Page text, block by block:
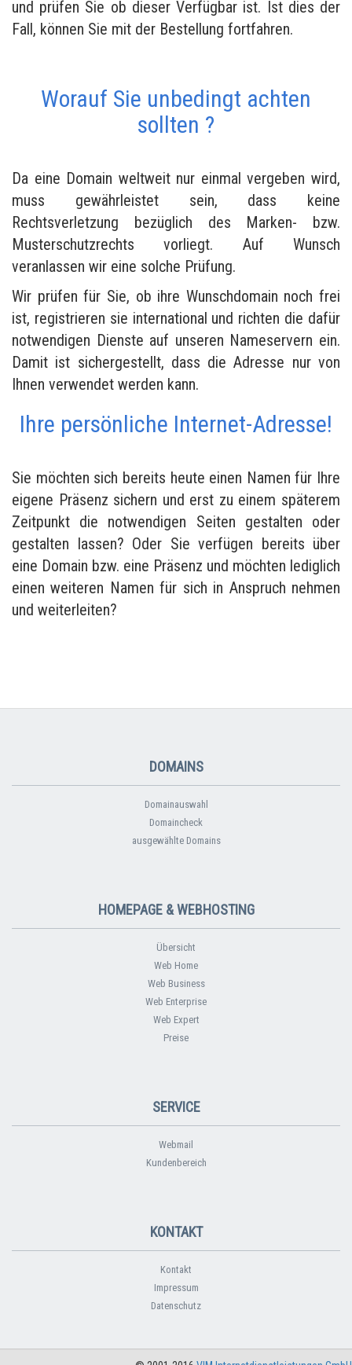
und prüfen Sie ob dieser Verfügbar ist. Ist dies der
Fall, können Sie mit der Bestellung fortfahren.
Worauf Sie unbedingt achten
sollten ?
Da eine Domain weltweit nur einmal vergeben wird,
muss gewährleistet sein, dass keine
Rechtsverletzung bezüglich des Marken- bzw.
Musterschutzrechts vorliegt. Auf Wunsch
veranlassen wir eine solche Prüfung.
Wir prüfen für Sie, ob ihre Wunschdomain noch frei
ist, registrieren sie international und richten die dafür
notwendigen Dienste auf unseren Nameservern ein.
Damit ist sichergestellt, dass die Adresse nur von
Ihnen verwendet werden kann.
Ihre persönliche Internet-Adresse!
Sie möchten sich bereits heute einen Namen für Ihre
eigene Präsenz sichern und erst zu einem späterem
Zeitpunkt die notwendigen Seiten gestalten oder
gestalten lassen? Oder Sie verfügen bereits über
eine Domain bzw. eine Präsenz und möchten lediglich
einen weiteren Namen für sich in Anspruch nehmen
und weiterleiten?
DOMAINS
Domainauswahl
Domaincheck
ausgewählte Domains
HOMEPAGE & WEBHOSTING
Übersicht
Web Home
Web Business
Web Enterprise
Web Expert
Preise
SERVICE
Webmail
Kundenbereich
KONTAKT
Kontakt
Impressum
Datenschutz